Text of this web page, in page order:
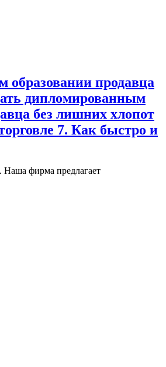
образовании продавца
дипломированным
без лишних хлопот
7. Как быстро и
Наша фирма предлагает